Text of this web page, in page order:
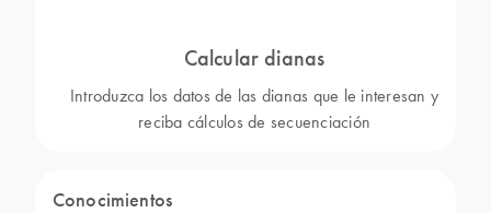
Calcular dianas
Introduzca los datos de las dianas que le interesan y
reciba cálculos de secuenciación
Conocimientos